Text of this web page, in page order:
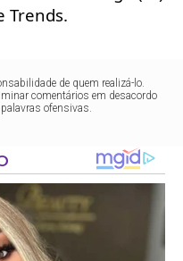
Trends.
de quem realizá-lo.
comentários em desacordo
ofensivas.